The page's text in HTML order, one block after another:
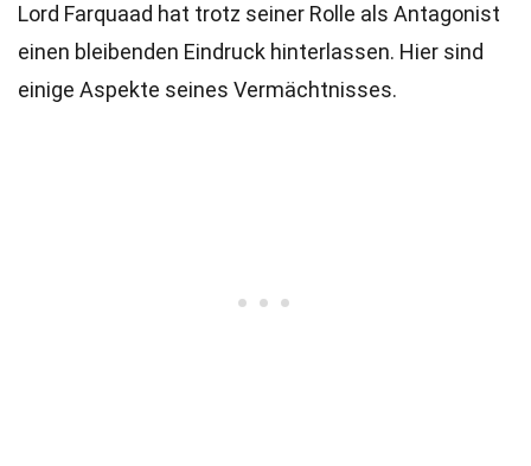
Lord Farquaad hat trotz seiner Rolle als Antagonist
einen bleibenden Eindruck hinterlassen. Hier sind
einige Aspekte seines Vermächtnisses.